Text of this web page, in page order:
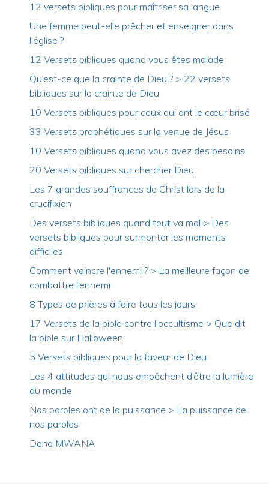
12 versets bibliques pour maîtriser sa langue
Une femme peut-elle prêcher et enseigner dans
l'église ?
12 Versets bibliques quand vous êtes malade
Qu’est-ce que la crainte de Dieu ? > 22 versets
bibliques sur la crainte de Dieu
10 Versets bibliques pour ceux qui ont le cœur brisé
33 Versets prophétiques sur la venue de Jésus
10 Versets bibliques quand vous avez des besoins
20 Versets bibliques sur chercher Dieu
Les 7 grandes souffrances de Christ lors de la
crucifixion
Des versets bibliques quand tout va mal > Des
versets bibliques pour surmonter les moments
difficiles
Comment vaincre l'ennemi ? > La meilleure façon de
combattre l’ennemi
8 Types de prières à faire tous les jours
17 Versets de la bible contre l'occultisme > Que dit
la bible sur Halloween
5 Versets bibliques pour la faveur de Dieu
Les 4 attitudes qui nous empêchent d’être la lumière
du monde
Nos paroles ont de la puissance > La puissance de
nos paroles
Dena MWANA